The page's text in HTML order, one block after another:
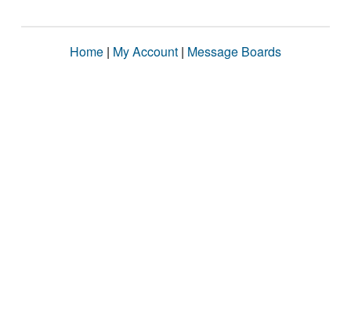
Home | My Account | Message Boards